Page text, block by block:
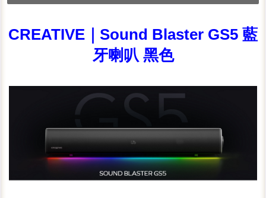
CREATIVE｜Sound Blaster GS5 藍
牙喇叭 黑色